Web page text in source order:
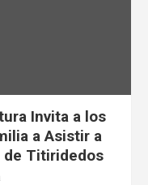
Invita a los
a Asistir a
de Titiridedos